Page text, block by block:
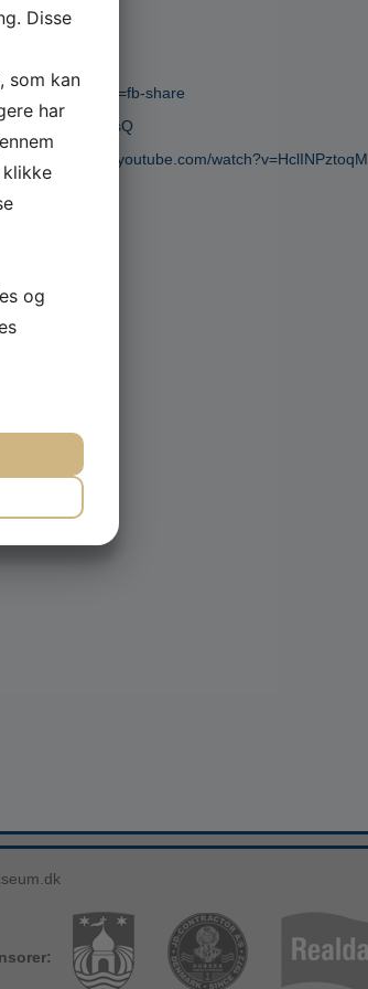
4011
162655850?ref=fb-share
https://www.youtube.com/watch?v=HclINPztoqM
Disse
som kan
har
og